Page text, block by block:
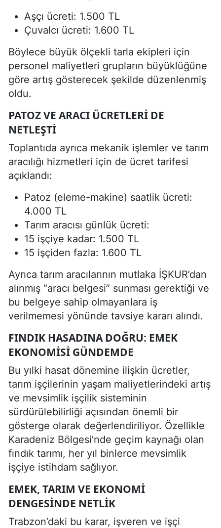
Aşçı ücreti: 1.500 TL
Çuvalcı ücreti: 1.600 TL
Böylece büyük ölçekli tarla ekipleri için
personel maliyetleri grupların büyüklüğüne
göre artış gösterecek şekilde düzenlenmiş
oldu.
PATOZ VE ARACI ÜCRETLERI DE
NETLEŞTI
Toplantıda ayrıca mekanik işlemler ve tarım
aracılığı hizmetleri için de ücret tarifesi
açıklandı:
Patoz (eleme-makine) saatlik ücreti:
4.000 TL
Tarım aracısı günlük ücreti:
15 işçiye kadar: 1.500 TL
15 işçiden fazla: 1.600 TL
Ayrıca tarım aracılarının mutlaka İŞKUR’dan
alınmış “aracı belgesi” sunması gerektiği ve
bu belgeye sahip olmayanlara iş
verilmemesi yönünde tavsiye kararı alındı.
FINDIK HASADINA DOĞRU: EMEK
EKONOMISI GÜNDEMDE
Bu yılki hasat dönemine ilişkin ücretler,
tarım işçilerinin yaşam maliyetlerindeki artış
ve mevsimlik işçilik sisteminin
sürdürülebilirliği açısından önemli bir
gösterge olarak değerlendiriliyor. Özellikle
Karadeniz Bölgesi’nde geçim kaynağı olan
fındık tarımı, her yıl binlerce mevsimlik
işçiye istihdam sağlıyor.
EMEK, TARIM VE EKONOMI
DENGESINDE NETLIK
Trabzon’daki bu karar, işveren ve işçi